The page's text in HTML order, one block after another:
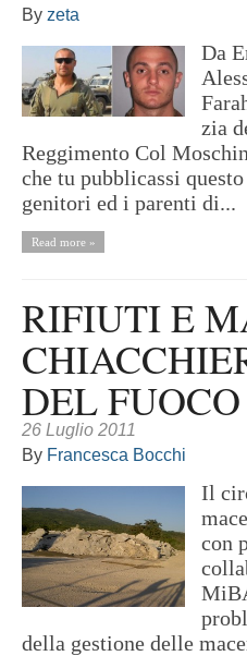
By zeta
Da
zia
Reggimento Col
che tu pubblicassi
genitori ed i parenti di...
Read more »
RIFIUTI E
DEL FUOCO
26 Luglio 2011
By Francesca Bocchi
Il
con
della gestione delle